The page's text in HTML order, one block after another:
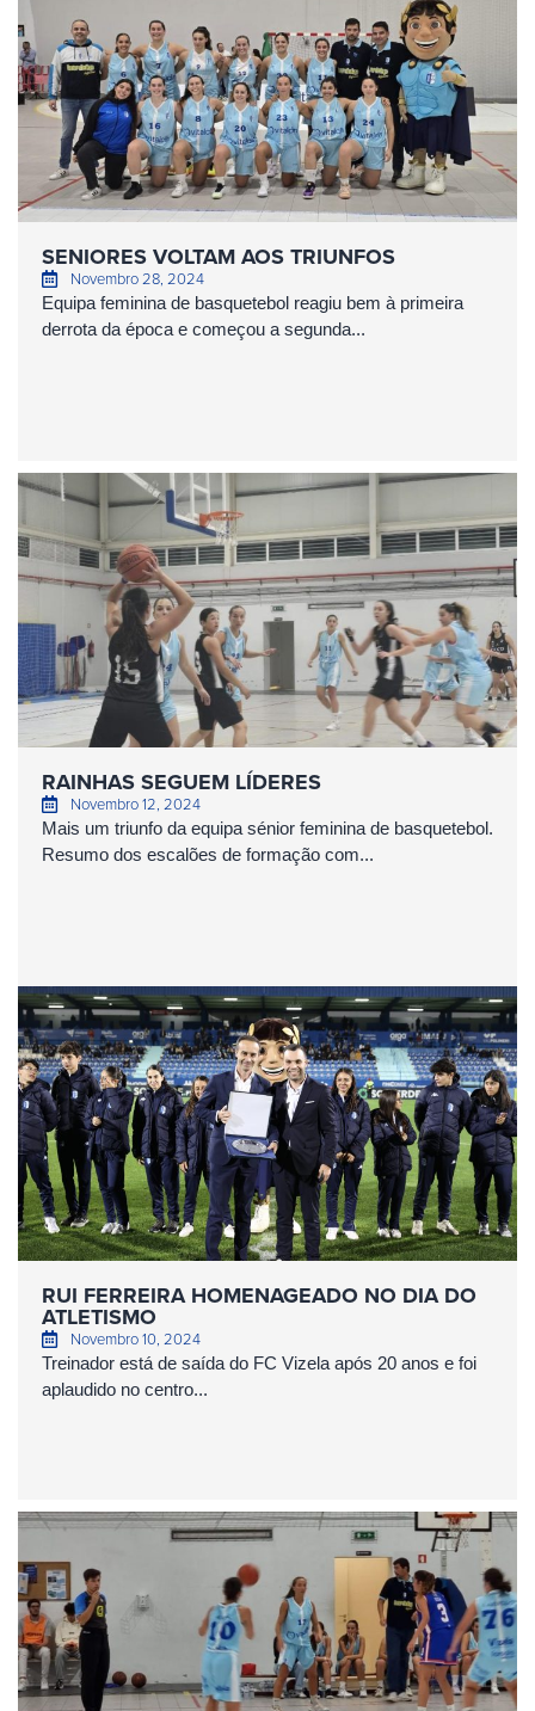
SENIORES VOLTAM AOS TRIUNFOS
Novembro 28, 2024
Equipa feminina de basquetebol reagiu bem à primeira
derrota da época e começou a segunda...
RAINHAS SEGUEM LÍDERES
Novembro 12, 2024
Mais um triunfo da equipa sénior feminina de basquetebol.
Resumo dos escalões de formação com...
RUI FERREIRA HOMENAGEADO NO DIA DO
ATLETISMO
Novembro 10, 2024
Treinador está de saída do FC Vizela após 20 anos e foi
aplaudido no centro...